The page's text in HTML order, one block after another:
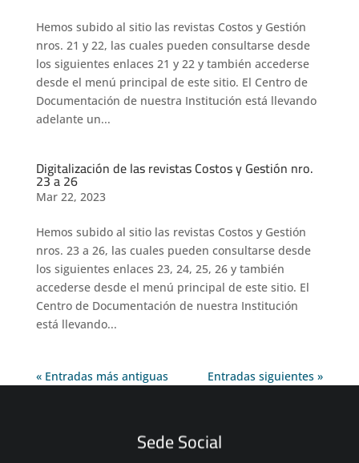
Hemos subido al sitio las revistas Costos y Gestión
nros. 21 y 22, las cuales pueden consultarse desde
los siguientes enlaces 21 y 22 y también accederse
desde el menú principal de este sitio. El Centro de
Documentación de nuestra Institución está llevando
adelante un...
Digitalización de las revistas Costos y Gestión nro.
23 a 26
Mar 22, 2023
Hemos subido al sitio las revistas Costos y Gestión
nros. 23 a 26, las cuales pueden consultarse desde
los siguientes enlaces 23, 24, 25, 26 y también
accederse desde el menú principal de este sitio. El
Centro de Documentación de nuestra Institución
está llevando...
« Entradas más antiguas Entradas siguientes »
Sede Social